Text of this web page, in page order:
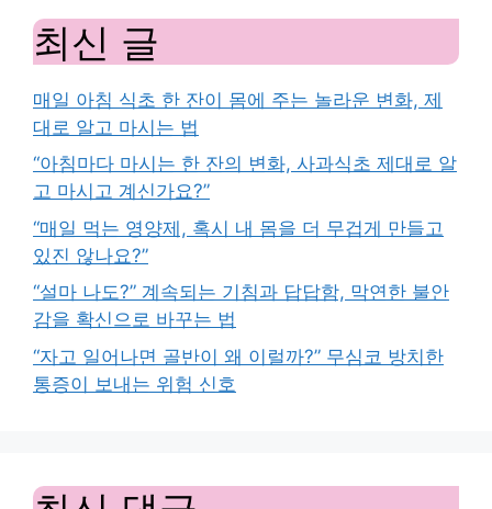
최신 글
매일 아침 식초 한 잔이 몸에 주는 놀라운 변화, 제
대로 알고 마시는 법
“아침마다 마시는 한 잔의 변화, 사과식초 제대로 알
고 마시고 계신가요?”
“매일 먹는 영양제, 혹시 내 몸을 더 무겁게 만들고
있진 않나요?”
“설마 나도?” 계속되는 기침과 답답함, 막연한 불안
감을 확신으로 바꾸는 법
“자고 일어나면 골반이 왜 이럴까?” 무심코 방치한
통증이 보내는 위험 신호